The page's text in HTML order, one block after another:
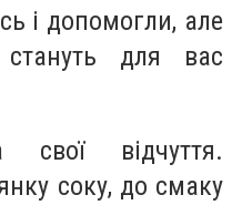
і допомогли, але
для вас
свої відчуття.
соку, до смаку